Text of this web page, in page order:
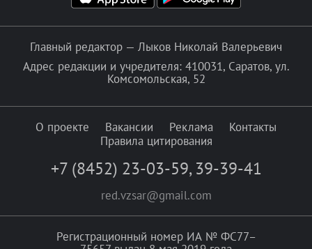
Главный редактор — Лыков Николай Валерьевич
Адрес редакции и учредителя: 410031, Саратов, ул.
Комсомольская, 52
О проекте Вакансии Реклама
Контакты
Правила цитирования
+7 (8452) 23-03-59, 39-39-41
red.vzsar@gmail.com
Регистрационный номер ИА № ФС77–